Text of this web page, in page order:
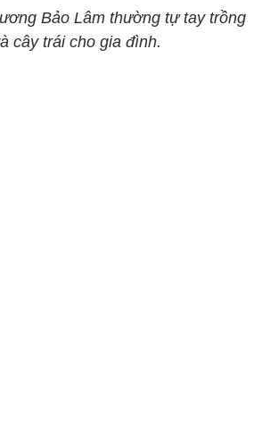
Bảo Lâm thường tự tay trồng
cây trái cho gia đình.